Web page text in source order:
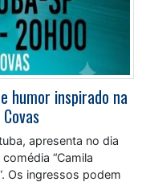
humor inspirado na
apresenta no dia
“Camila
Os ingressos podem